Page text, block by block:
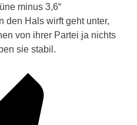
minus 3,6“
den Hals wirft geht unter,
von ihrer Partei ja nichts
sie stabil.